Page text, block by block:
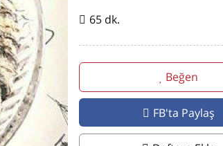
65 dk.
Beğen
FB'ta Paylaş